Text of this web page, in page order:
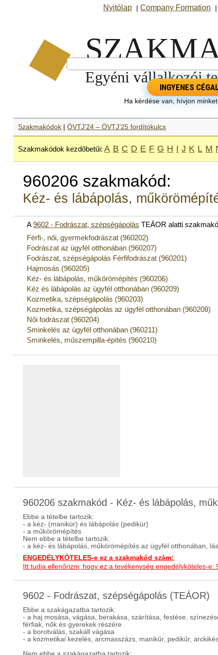
Nyitólap |Company Formation
INGYENES
Ha kérdése van, hívjon
Szakmakódok |ÖVTJ’24 – ÖVTJ’25 fordítókulcs
Szakmakódok kezdőbetűi: A B C D E F G H I J K L M
960206 szakmakód:
Kéz- és lábápolás,
A9602 - Fodrászat, szépségápolás TEÁOR alatti
Férfi-, női, gyermekfodrászat (960202)
Fodrászat az ügyfél otthonában (960207)
Fodrászat, szépségápolás Férfifodrászat (960201)
Hajmosás (960205)
Kéz- és lábápolás, műkörömépítés (960206)
Kéz­ és lábápolás az ügyfél otthonában (960209)
Kozmetika, szépségápolás (960203)
Kozmetika, szépségápolás az ügyfél otthonában (960208)
Női fodrászat (960204)
Sminkelés az ügyfél otthonában (960211)
Sminkelés, műszempilla-építés (960210)
960206 szakmakód - Kéz- és lábápolás,
Ebbe a tételbe tartozik:
- a kéz- (manikür) és lábápolás (pedikür)
- a műkörömépítés
Nem ebbe a tételbe tartozik:
- a kéz- és lábápolás, műkörömépítés az ügyfél otthonában,
ENGEDÉLYKÖTELES-e ez a szakmakód szám:
Itt tudja ellenőrizni, hogy ez a tevékenység engedélyköteles-e:
9602 - Fodrászat, szépségápolás (TEÁOR)
Ebbe a szakágazatba tartozik:
- a haj mosása, vágása, berakása, szárítása, festése,
férfiak, nők és gyerekek részére
- a borotválás, szakáll vágása
- a kozmetikai kezelés, arcmasszázs, manikűr, pedikűr,